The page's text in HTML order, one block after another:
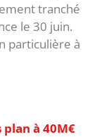
tranché
le 30 juin.
particulière à
à 40M€